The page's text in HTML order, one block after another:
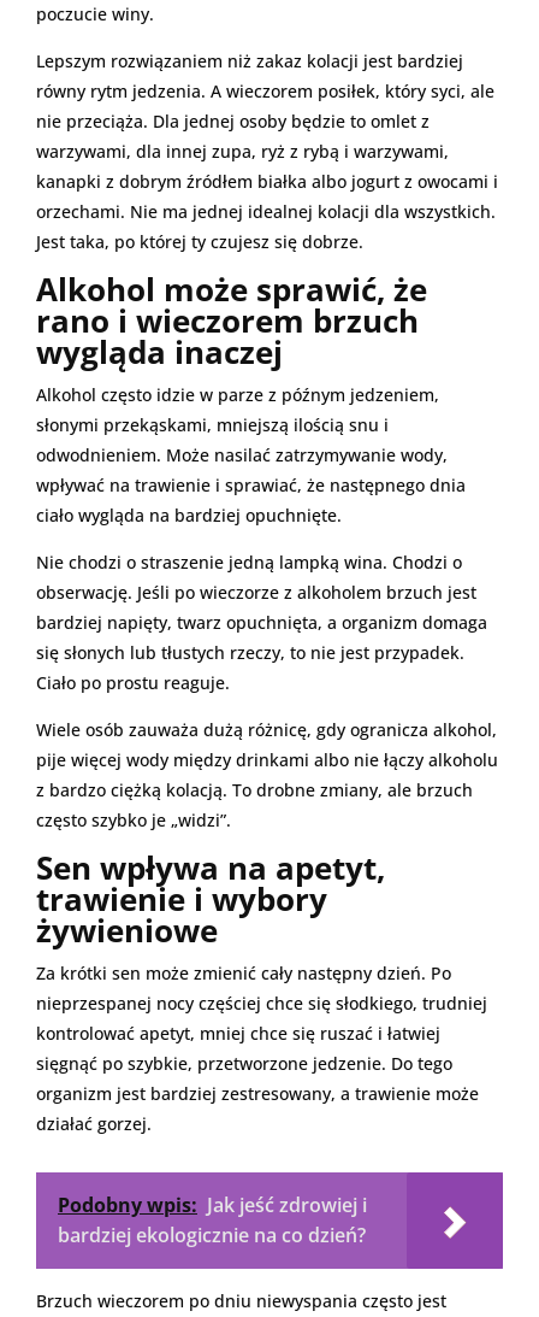
poczucie winy.
Lepszym rozwiązaniem niż zakaz kolacji jest bardziej
równy rytm jedzenia. A wieczorem posiłek, który syci, ale
nie przeciąża. Dla jednej osoby będzie to omlet z
warzywami, dla innej zupa, ryż z rybą i warzywami,
kanapki z dobrym źródłem białka albo jogurt z owocami i
orzechami. Nie ma jednej idealnej kolacji dla wszystkich.
Jest taka, po której ty czujesz się dobrze.
Alkohol może sprawić, że
rano i wieczorem brzuch
wygląda inaczej
Alkohol często idzie w parze z późnym jedzeniem,
słonymi przekąskami, mniejszą ilością snu i
odwodnieniem. Może nasilać zatrzymywanie wody,
wpływać na trawienie i sprawiać, że następnego dnia
ciało wygląda na bardziej opuchnięte.
Nie chodzi o straszenie jedną lampką wina. Chodzi o
obserwację. Jeśli po wieczorze z alkoholem brzuch jest
bardziej napięty, twarz opuchnięta, a organizm domaga
się słonych lub tłustych rzeczy, to nie jest przypadek.
Ciało po prostu reaguje.
Wiele osób zauważa dużą różnicę, gdy ogranicza alkohol,
pije więcej wody między drinkami albo nie łączy alkoholu
z bardzo ciężką kolacją. To drobne zmiany, ale brzuch
często szybko je „widzi”.
Sen wpływa na apetyt,
trawienie i wybory
żywieniowe
Za krótki sen może zmienić cały następny dzień. Po
nieprzespanej nocy częściej chce się słodkiego, trudniej
kontrolować apetyt, mniej chce się ruszać i łatwiej
sięgnąć po szybkie, przetworzone jedzenie. Do tego
organizm jest bardziej zestresowany, a trawienie może
działać gorzej.
Podobny wpis: Jak jeść zdrowiej i
bardziej ekologicznie na co dzień?
Brzuch wieczorem po dniu niewyspania często jest